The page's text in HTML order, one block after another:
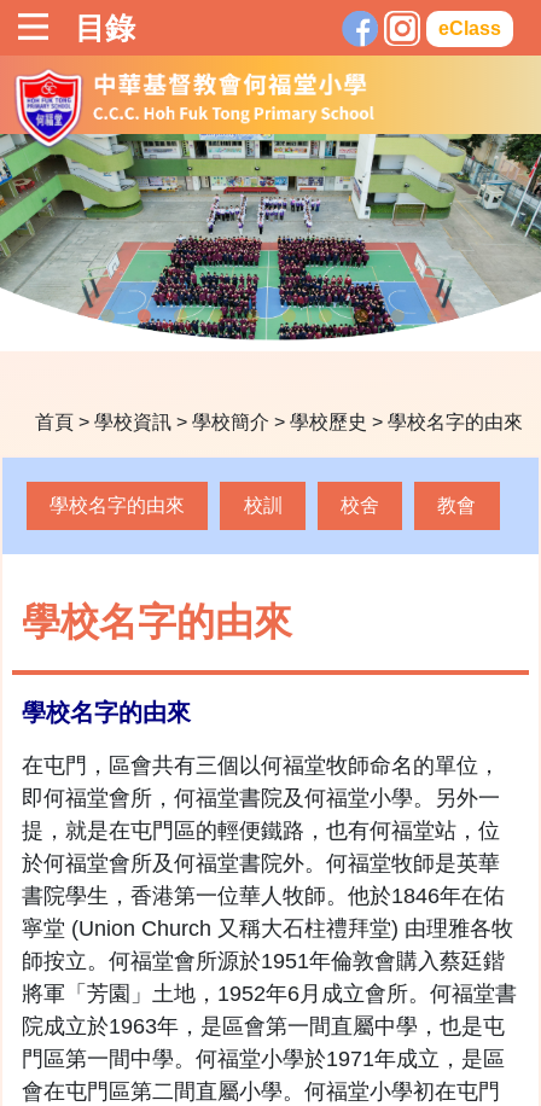
目錄 eClass
首頁 > 學校資訊 > 學校簡介 > 學校歷史 > 學校名字的由來
學校名字的由來 校訓 校舍 教會
學校名字的由來
學校名字的由來
在屯門，區會共有三個以何福堂牧師命名的單位，
即何福堂會所，何福堂書院及何福堂小學。另外一
提，就是在屯門區的輕便鐵路，也有何福堂站，位
於何福堂會所及何福堂書院外。何福堂牧師是英華
書院學生，香港第一位華人牧師。他於1846年在佑
寧堂 (Union Church 又稱大石柱禮拜堂) 由理雅各牧
師按立。何福堂會所源於1951年倫敦會購入蔡廷鍇
將軍「芳園」土地，1952年6月成立會所。何福堂書
院成立於1963年，是區會第一間直屬中學，也是屯
門區第一間中學。何福堂小學於1971年成立，是區
會在屯門區第二間直屬小學。何福堂小學初在屯門